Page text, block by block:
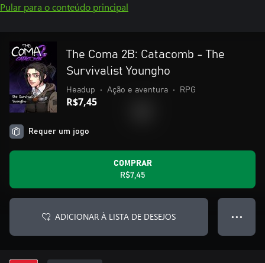
Pular para o conteúdo principal
The Coma 2B: Catacomb - The
Survivalist Youngho
Headup • Ação e aventura • RPG
R$7,45
Requer um jogo
COMPRAR
R$7,45
ADICIONAR À LISTA DE DESEJOS ● ● ●